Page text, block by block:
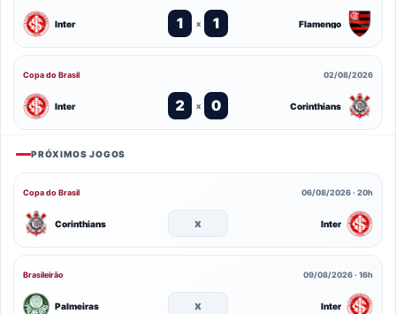
Inter 1 x 1 Flamengo
Copa do Brasil 02/08/2026
Inter 2 x 0 Corinthians
PRÓXIMOS JOGOS
Copa do Brasil 06/08/2026 · 20h
Corinthians x Inter
Brasileirão 09/08/2026 · 16h
Palmeiras x Inter